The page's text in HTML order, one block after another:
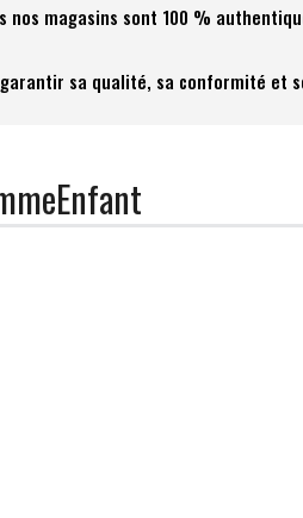
magasins sont 100 %
sa qualité, sa conformité et
Enfant